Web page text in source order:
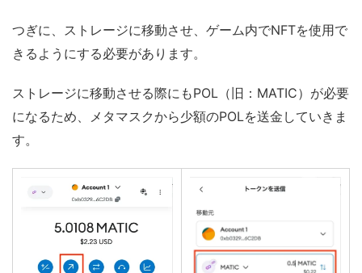
つぎに、ストレージに移動させ、ゲーム内でNFTを使用で
きるようにする必要があります。
ストレージに移動させる際にもPOL（旧：MATIC）が必要
になるため、メタマスクから少額のPOLを送金していきま
す。